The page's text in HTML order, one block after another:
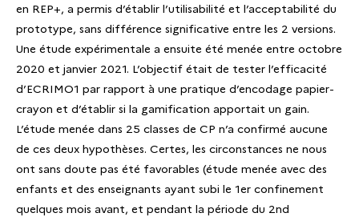
en REP+, a permis d’établir l’utilisabilité et l’acceptabilité du
prototype, sans différence significative entre les 2 versions.
Une étude expérimentale a ensuite été menée entre octobre
2020 et janvier 2021. L’objectif était de tester l’efficacité
d’ECRIMO1 par rapport à une pratique d’encodage papier-
crayon et d’établir si la gamification apportait un gain.
L’étude menée dans 25 classes de CP n’a confirmé aucune
de ces deux hypothèses. Certes, les circonstances ne nous
ont sans doute pas été favorables (étude menée avec des
enfants et des enseignants ayant subi le 1er confinement
quelques mois avant, et pendant la période du 2nd